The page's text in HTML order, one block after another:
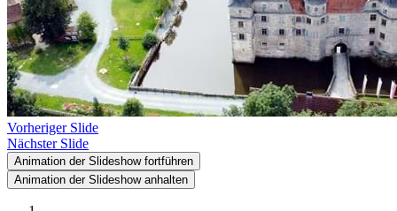
Vorheriger Slide
Nächster Slide
Animation der Slideshow fortführen
Animation der Slideshow anhalten